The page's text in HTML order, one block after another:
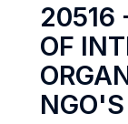
20516
OF
NGO'S